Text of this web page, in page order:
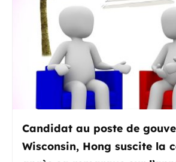
Candidat au poste de
Wisconsin, Hong suscite la